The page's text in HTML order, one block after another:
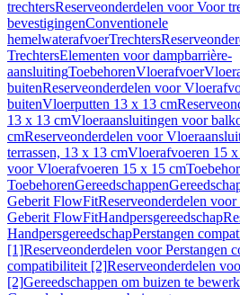
trechtersReserveonderdelen voor Voor
bevestigingenConventionele
hemelwaterafvoerTrechters
TrechtersElementen voor dampbarrière-
aansluitingToebehorenVloerafvoer
buitenReserveonderdelen voor
buitenVloerputten 13 x 13 cm
13 x 13 cmVloeraansluitingen voor
cmReserveonderdelen voor
terrassen, 13 x 13 cmVloerafvoeren 15
voor Vloerafvoeren 15 x 15 cm
ToebehorenGereedschappen
Geberit FlowFitReserveonderdelen
Geberit FlowFitHandpersgereedschap
HandpersgereedschapPerstangen
[1]Reserveonderdelen voor Perstangen
compatibiliteit [2]Reserveonderdelen
[2]Gereedschappen om buizen te